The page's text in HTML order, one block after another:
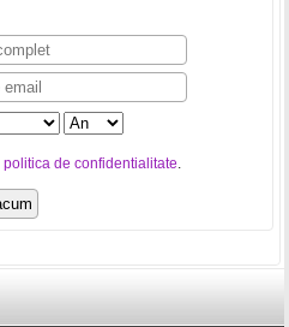
politica de confidentialitate.